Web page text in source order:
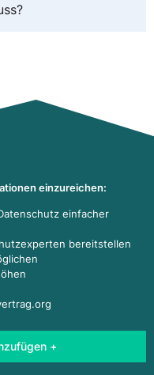
einzureichen:
einfacher
bereitstellen
+